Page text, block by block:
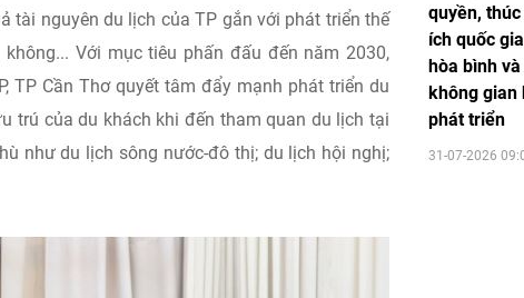
tài nguyên du lịch của TP gắn với phát triển thế
Với mục tiêu phấn đấu đến năm 2030,
TP Cần Thơ quyết tâm đẩy mạnh phát triển du
trú của du khách khi đến tham quan du lịch tại
như du lịch sông nước-đô thị; du lịch hội nghị;
quyền,
ích quốc
hòa bình
không gian
phát triển
31-07-2026